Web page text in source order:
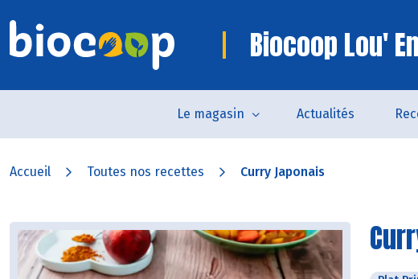
Biocoop Lou'
Le magasin Actualités
Accueil Toutes nos recettes Curry Japonais